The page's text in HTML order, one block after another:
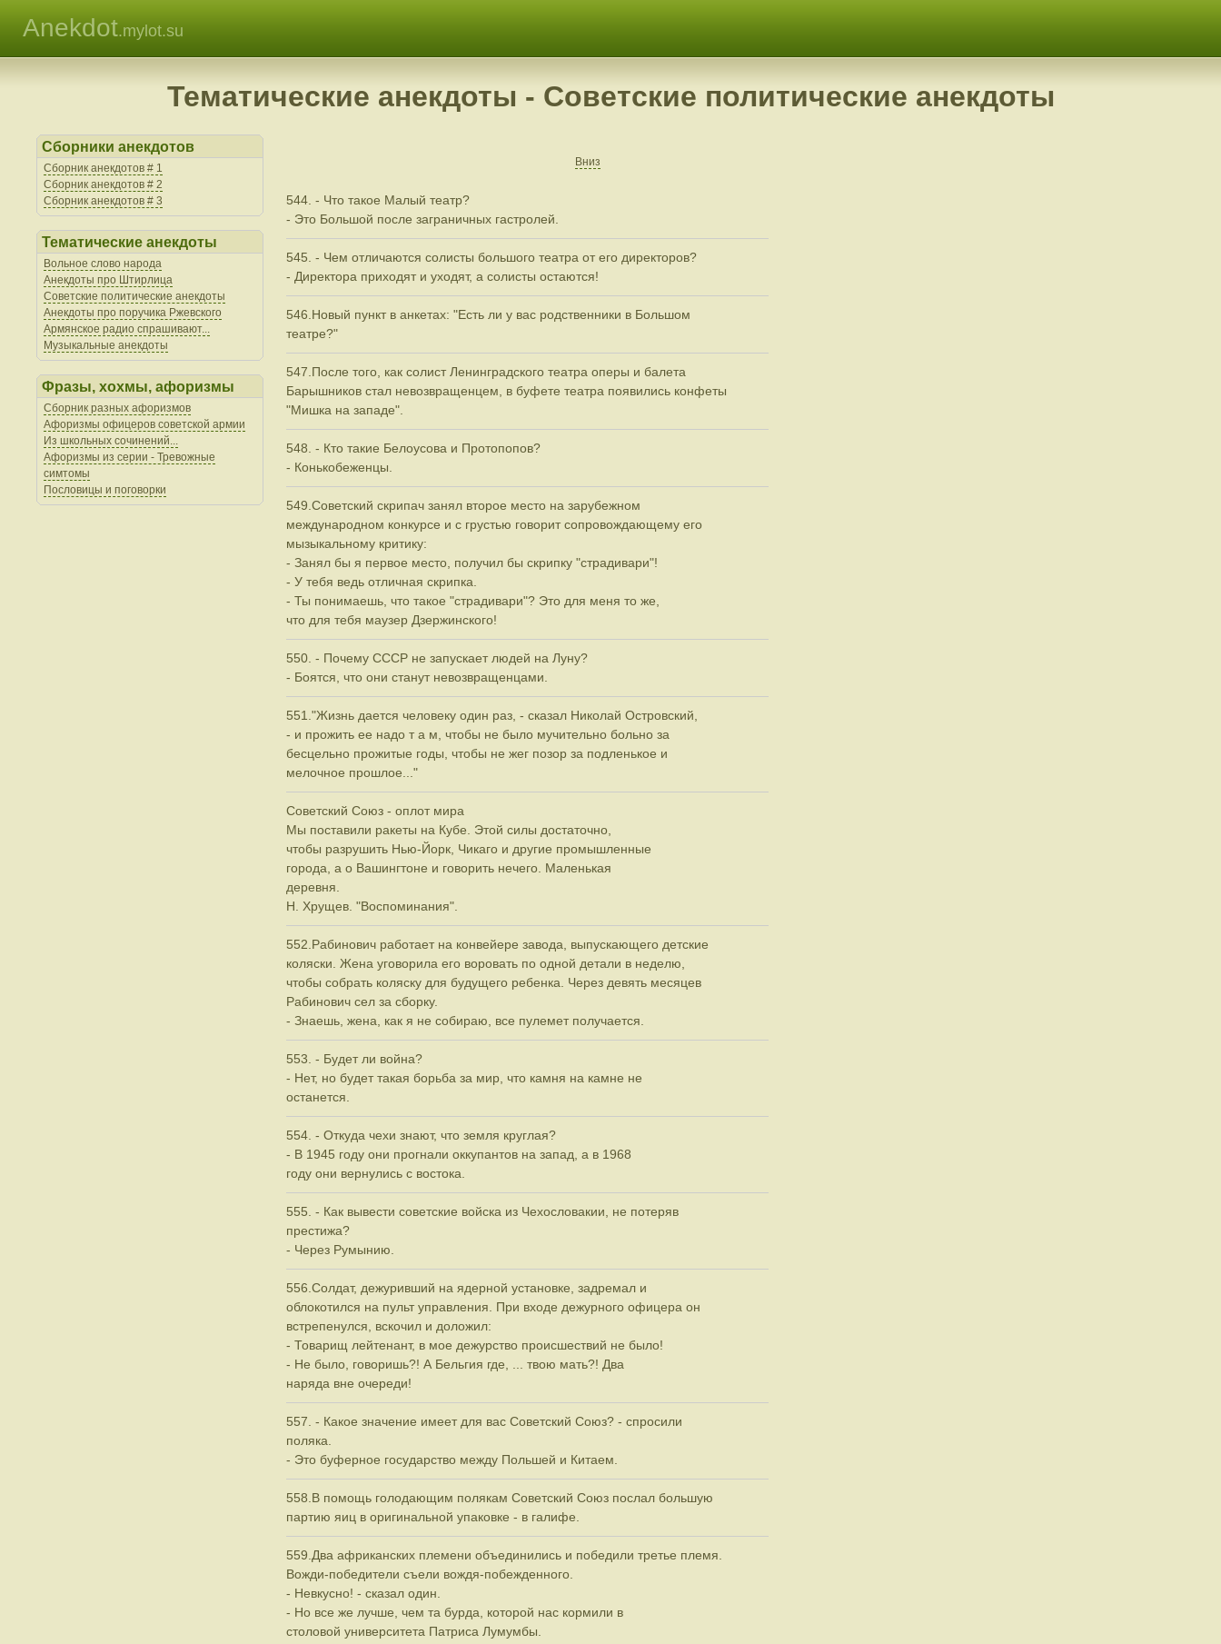
Anekdot.mylot.su
Тематические анекдоты - Советские политические анекдоты
Сборники анекдотов
Сборник анекдотов # 1
Сборник анекдотов # 2
Сборник анекдотов # 3
Тематические анекдоты
Вольное слово народа
Анекдоты про Штирлица
Советские политические анекдоты
Анекдоты про поручика Ржевского
Армянское радио спрашивают...
Музыкальные анекдоты
Фразы, хохмы, афоризмы
Сборник разных афоризмов
Афоризмы офицеров советской армии
Из школьных сочинений...
Афоризмы из серии - Тревожные
симтомы
Пословицы и поговорки
Вниз
544. - Что такое Малый театр?
- Это Большой после заграничных гастролей.
545. - Чем отличаются солисты большого театра от его директоров?
- Директора приходят и уходят, а солисты остаются!
546.Новый пункт в анкетах: "Есть ли у вас родственники в Большом
театре?"
547.После того, как солист Ленинградского театра оперы и балета
Барышников стал невозвращенцем, в буфете театра появились конфеты
"Мишка на западе".
548. - Кто такие Белоусова и Протопопов?
- Конькобеженцы.
549.Советский скрипач занял второе место на зарубежном
международном конкурсе и с грустью говорит сопровождающему его
мызыкальному критику:
- Занял бы я первое место, получил бы скрипку "страдивари"!
- У тебя ведь отличная скрипка.
- Ты понимаешь, что такое "страдивари"? Это для меня то же,
что для тебя маузер Дзержинского!
550. - Почему СССР не запускает людей на Луну?
- Боятся, что они станут невозвращенцами.
551."Жизнь дается человеку один раз, - сказал Николай Островский,
- и прожить ее надо т а м, чтобы не было мучительно больно за
бесцельно прожитые годы, чтобы не жег позор за подленькое и
мелочное прошлое..."
Советский Союз - оплот мира
Мы поставили ракеты на Кубе. Этой силы достаточно,
чтобы разрушить Нью-Йорк, Чикаго и другие промышленные
города, а о Вашингтоне и говорить нечего. Маленькая
деревня.
Н. Хрущев. "Воспоминания".
552.Рабинович работает на конвейере завода, выпускающего детские
коляски. Жена уговорила его воровать по одной детали в неделю,
чтобы собрать коляску для будущего ребенка. Через девять месяцев
Рабинович сел за сборку.
- Знаешь, жена, как я не собираю, все пулемет получается.
553. - Будет ли война?
- Нет, но будет такая борьба за мир, что камня на камне не
останется.
554. - Откуда чехи знают, что земля круглая?
- В 1945 году они прогнали оккупантов на запад, а в 1968
году они вернулись с востока.
555. - Как вывести советские войска из Чехословакии, не потеряв
престижа?
- Через Румынию.
556.Солдат, дежуривший на ядерной установке, задремал и
облокотился на пульт управления. При входе дежурного офицера он
встрепенулся, вскочил и доложил:
- Товарищ лейтенант, в мое дежурство происшествий не было!
- Не было, говоришь?! А Бельгия где, ... твою мать?! Два
наряда вне очереди!
557. - Какое значение имеет для вас Советский Союз? - спросили
поляка.
- Это буферное государство между Польшей и Китаем.
558.В помощь голодающим полякам Советский Союз послал большую
партию яиц в оригинальной упаковке - в галифе.
559.Два африканских племени объединились и победили третье племя.
Вожди-победители съели вождя-побежденного.
- Невкусно! - сказал один.
- Но все же лучше, чем та бурда, которой нас кормили в
столовой университета Патриса Лумумбы.